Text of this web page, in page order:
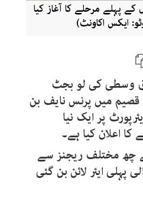
کے پہلے مرحلے کا آغاز کیا
ایکس اکاونٹ)
وسطی کی لو بجٹ
نے قصیم میں پرنس نایف بن
پر ایک نیا
کا اعلان کیا ہے۔
چھ مختلف ریجنز سے
پہلی ایئر لائن بن گئی